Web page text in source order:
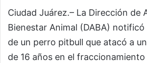
Ciudad Juárez.– La Dirección de
Bienestar Animal (DABA)
de un perro pitbull que atacó a
de 16 años en el